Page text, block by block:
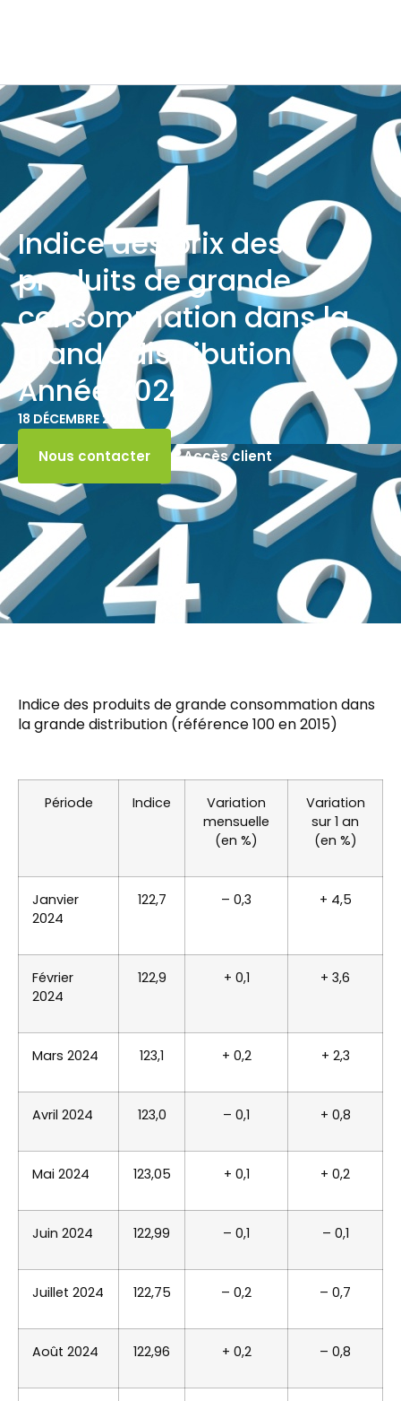
Indice des prix des
produits de grande
consommation dans la
grande distribution –
Année 2024
18 DÉCEMBRE 2024
Nous contacter Accès client
Indice des produits de grande consommation dans
la grande distribution (référence 100 en 2015)
Période Indice
Variation
mensuelle
(en %)
Variation
sur 1 an
(en %)
Janvier
2024
122,7 – 0,3 + 4,5
Février
2024
122,9 + 0,1 + 3,6
Mars 2024 123,1 + 0,2 + 2,3
Avril 2024 123,0 – 0,1 + 0,8
Mai 2024 123,05 + 0,1 + 0,2
Juin 2024 122,99 – 0,1 – 0,1
Juillet 2024 122,75 – 0,2 – 0,7
Août 2024 122,96 + 0,2 – 0,8